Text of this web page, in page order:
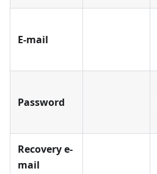
E-mail
Password
Recovery e-
mail